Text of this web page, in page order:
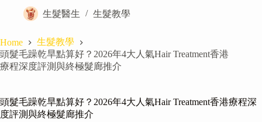
生髮醫生 生髮教學
Home
生髮教學
頭髮毛躁乾旱點算好？2026年4大人氣Hair Treatment香港
療程深度評測與終極髮廊推介
頭髮毛躁乾旱點算好？2026年4大人氣Hair Treatment香港療程深
度評測與終極髮廊推介